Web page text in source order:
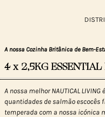
A nossa Cozinha Britânica de Bem-
4 x 2,5KG
A nossa melhor NAUTICAL
quantidades de salmão escocês
temperada com a nossa icónica